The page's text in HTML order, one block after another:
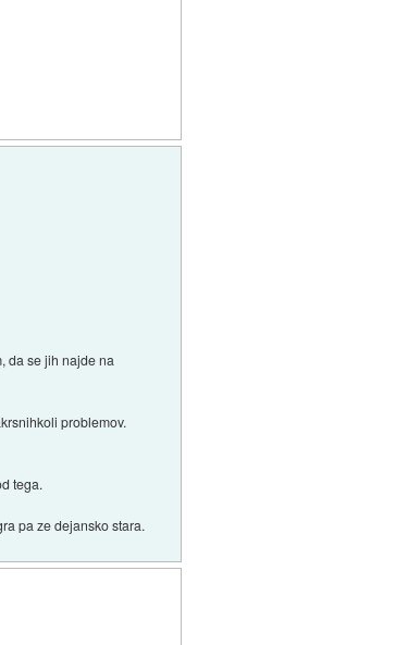
da se jih najde na
problemov.
tega.
pa ze dejansko stara.